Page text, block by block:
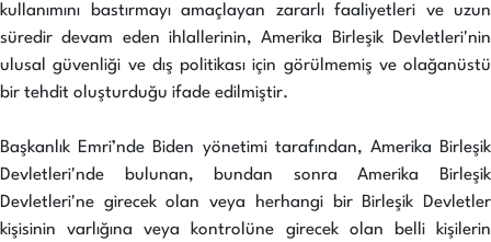
kullanımını bastırmayı amaçlayan zararlı faaliyetleri ve uzun
süredir devam eden ihlallerinin, Amerika Birleşik Devletleri'nin
ulusal güvenliği ve dış politikası için görülmemiş ve olağanüstü
bir tehdit oluşturduğu ifade edilmiştir.
Başkanlık Emri’nde Biden yönetimi tarafından, Amerika Birleşik
Devletleri'nde bulunan, bundan sonra Amerika Birleşik
Devletleri'ne girecek olan veya herhangi bir Birleşik Devletler
kişisinin varlığına veya kontrolüne girecek olan belli kişilerin